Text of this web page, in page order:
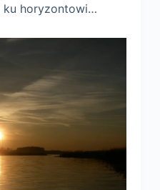
ku horyzontowi…